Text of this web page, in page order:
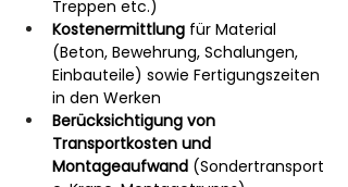
Treppen etc.)
Kostenermittlung für Material
(Beton, Bewehrung, Schalungen,
Einbauteile) sowie Fertigungszeiten
in den Werken
Berücksichtigung von
Transportkosten und
Montageaufwand (Sondertransport